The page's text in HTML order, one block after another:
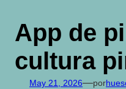
App de
cultura
May 21, 2026—por